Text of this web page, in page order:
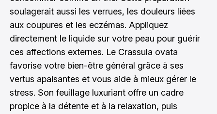
soulagerait aussi les verrues, les douleurs liées
aux coupures et les eczémas. Appliquez
directement le liquide sur votre peau pour guérir
ces affections externes. Le Crassula ovata
favorise votre bien-être général grâce à ses
vertus apaisantes et vous aide à mieux gérer le
stress. Son feuillage luxuriant offre un cadre
propice à la détente et à la relaxation, puis